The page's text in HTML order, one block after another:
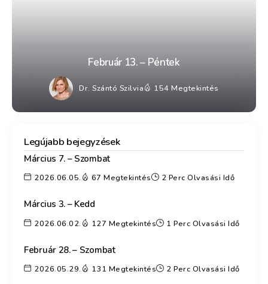
Február 13. – Péntek
Dr. Szántó Szilvia 154 Megtekintés
Legújabb bejegyzések
Március 7. – Szombat
2026.06.05. 67 Megtekintés 2 Perc Olvasási Idő
Március 3. – Kedd
2026.06.02. 127 Megtekintés 1 Perc Olvasási Idő
Február 28. – Szombat
2026.05.29. 131 Megtekintés 2 Perc Olvasási Idő